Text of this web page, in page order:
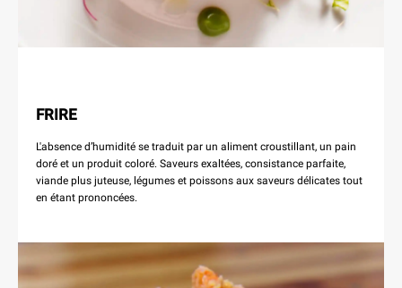
FRIRE
L'absence d’humidité se traduit par un aliment croustillant, un pain
doré et un produit coloré. Saveurs exaltées, consistance parfaite,
viande plus juteuse, légumes et poissons aux saveurs délicates tout
en étant prononcées.